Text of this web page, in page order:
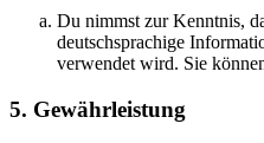
Du nimmst zur Kenntnis,
deutschsprachige
verwendet wird. Sie
5. Gewährleistung